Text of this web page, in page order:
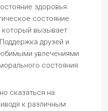
здоровья.
состояние
который вызывает
друзей и
увлечениями
состояния.
сказаться на
к различным